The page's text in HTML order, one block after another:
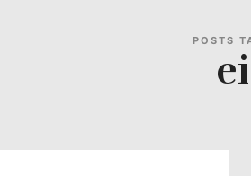
POSTS